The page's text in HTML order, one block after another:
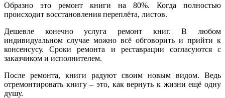
Образно это ремонт книги на 80%. Когда полностью
происходит восстановления переплёта, листов.
Дешевле конечно услуга ремонт книг. В любом
индивидуальном случае можно всё обговорить и прийти к
консенсусу. Сроки ремонта и реставрации согласуются с
заказчиком и исполнителем.
После ремонта, книги радуют своим новым видом. Ведь
отремонтировать книгу – это, как вернуть к жизни ещё одну
душу.